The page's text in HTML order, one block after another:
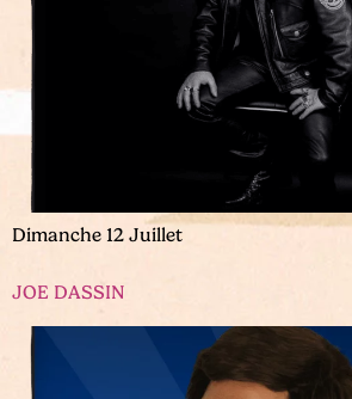
Dimanche 12 Juillet
JOE DASSIN